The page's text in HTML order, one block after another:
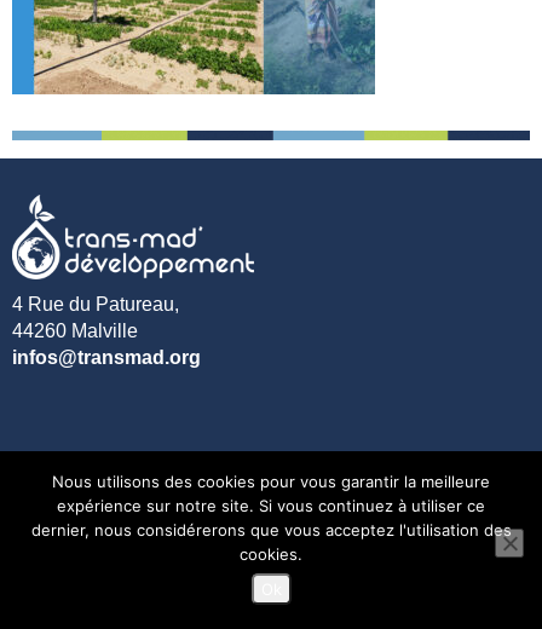
4 Rue du Patureau,
44260 Malville
infos@transmad.org
Mentions légales
Nous utilisons des cookies pour vous garantir la meilleure
expérience sur notre site. Si vous continuez à utiliser ce
dernier, nous considérerons que vous acceptez l'utilisation des
cookies.